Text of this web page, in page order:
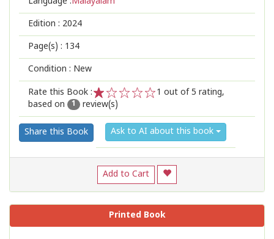
Edition : 2024
Page(s) : 134
Condition : New
Rate this Book :
2
1
1 out of 5 rating,
based on
1 review(s)
Share this Book Ask to AI about this book
Add to Cart
Printed Book